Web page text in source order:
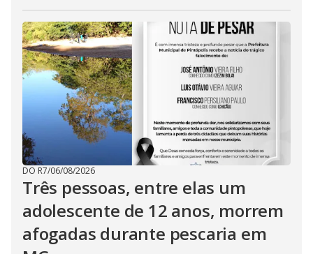
DO R7/06/08/2026
Três pessoas, entre elas um
adolescente de 12 anos, morrem
afogadas durante pescaria em